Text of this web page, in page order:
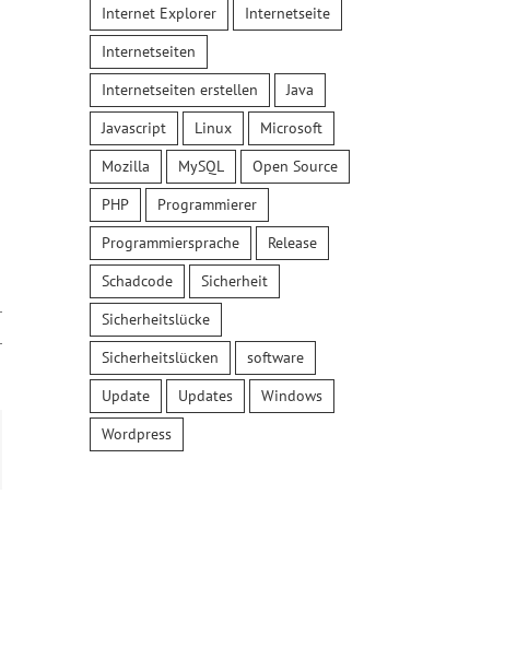
Internet Explorer
Internetseite
Internetseiten
Internetseiten erstellen
Java
Javascript
Linux
Microsoft
Mozilla
MySQL
Open Source
PHP
Programmierer
Programmiersprache
Release
Schadcode
Sicherheit
Sicherheitslücke
Sicherheitslücken
software
Update
Updates
Windows
Wordpress